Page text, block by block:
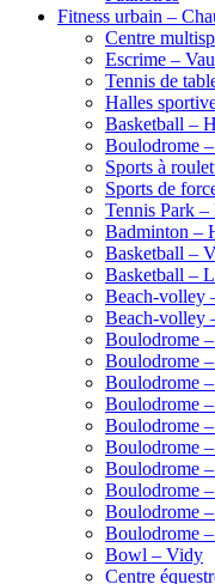
Fitness urbain –
Centre
Escrime –
Tennis de
Halles
Basketball –
Boulodrome
Sports à
Sports de
Tennis Park –
Badminton –
Basketball –
Basketball –
Beach-volley
Beach-volley
Boulodrome
Boulodrome
Boulodrome
Boulodrome
Boulodrome
Boulodrome
Boulodrome
Boulodrome
Boulodrome
Boulodrome
Bowl – Vidy
Centre